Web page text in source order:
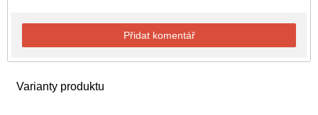
Přidat komentář
Varianty produktu